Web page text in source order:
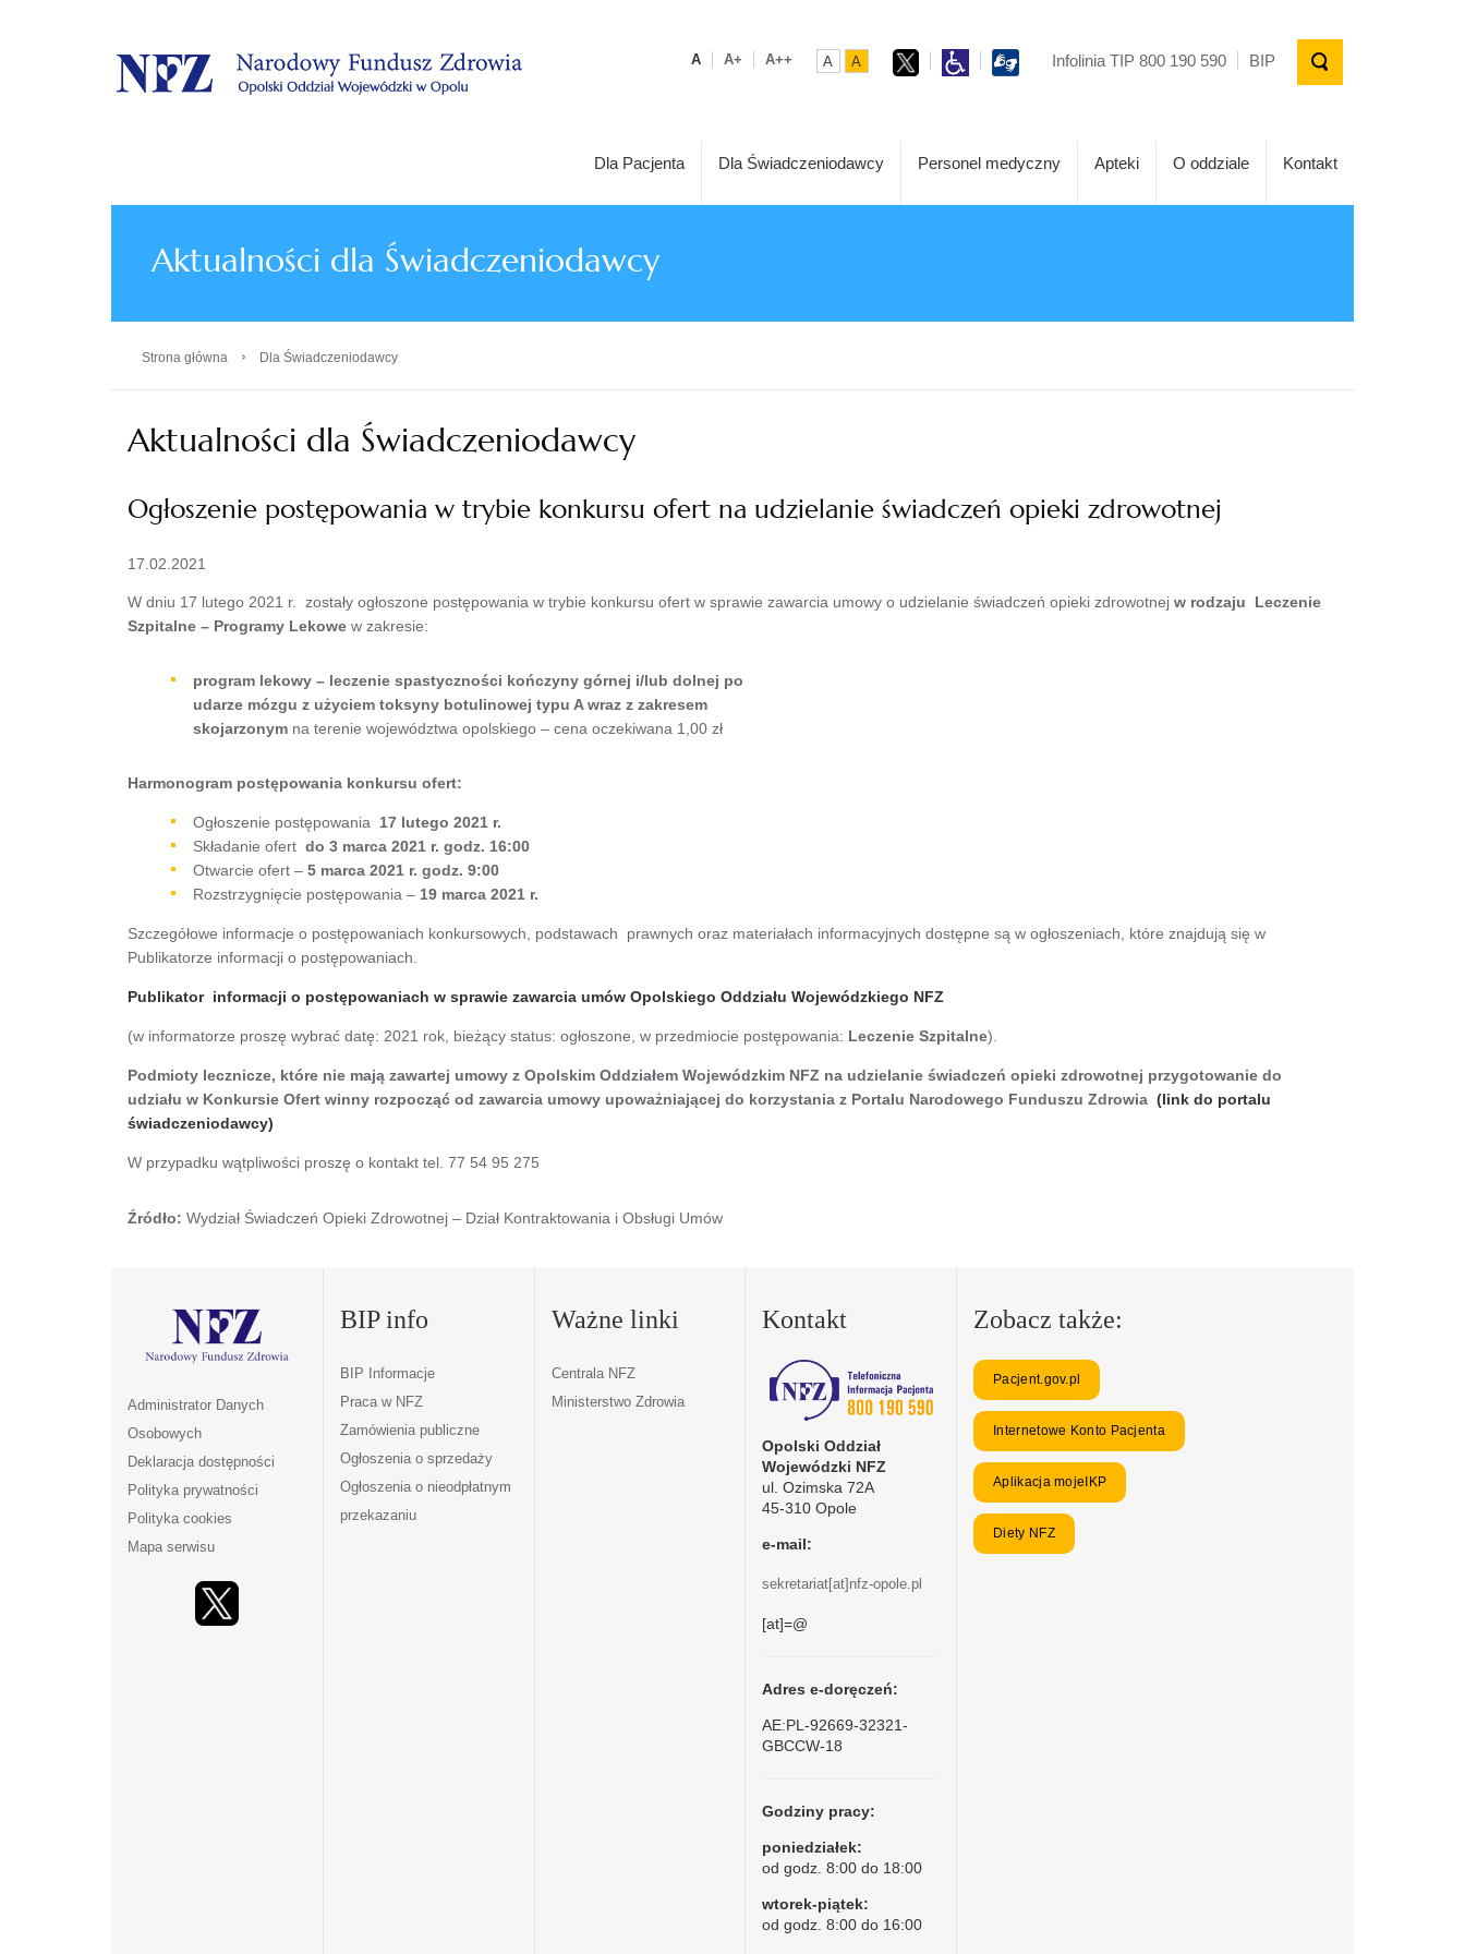
. A A+ A++ A A Infolinia TIP 800 190 590 BIP
Dla Pacjenta Dla Świadczeniodawcy Personel medyczny Apteki O oddziale Kontakt
Aktualności dla Świadczeniodawcy
Strona główna › Dla Świadczeniodawcy
Aktualności dla Świadczeniodawcy
Ogłoszenie postępowania w trybie konkursu ofert na udzielanie świadczeń opieki zdrowotnej
17.02.2021
W dniu 17 lutego 2021 r. zostały ogłoszone postępowania w trybie konkursu ofert w sprawie zawarcia umowy o udzielanie świadczeń opieki zdrowotnej w rodzaju Leczenie
Szpitalne – Programy Lekowe w zakresie:
program lekowy – leczenie spastyczności kończyny górnej i/lub dolnej po
udarze mózgu z użyciem toksyny botulinowej typu A wraz z zakresem
skojarzonym na terenie województwa opolskiego – cena oczekiwana 1,00 zł
Harmonogram postępowania konkursu ofert:
Ogłoszenie postępowania
17 lutego 2021 r.
Składanie ofert do 3 marca 2021 r. godz. 16:00
Otwarcie ofert – 5 marca 2021 r. godz. 9:00
Rozstrzygnięcie postępowania – 19 marca 2021 r.
Szczegółowe informacje o postępowaniach konkursowych, podstawach prawnych oraz materiałach informacyjnych dostępne są w ogłoszeniach, które znajdują się w
Publikatorze informacji o postępowaniach.
Publikator informacji o postępowaniach w sprawie zawarcia umów Opolskiego Oddziału Wojewódzkiego NFZ
(w informatorze proszę wybrać datę: 2021 rok, bieżący status: ogłoszone, w przedmiocie postępowania: Leczenie Szpitalne).
Podmioty lecznicze, które nie mają zawartej umowy z Opolskim Oddziałem Wojewódzkim NFZ na udzielanie świadczeń opieki zdrowotnej przygotowanie do
udziału w Konkursie Ofert winny rozpocząć od zawarcia umowy upoważniającej do korzystania z Portalu Narodowego Funduszu Zdrowia (link do portalu
świadczeniodawcy)
W przypadku wątpliwości proszę o kontakt tel. 77 54 95 275
Źródło: Wydział Świadczeń Opieki Zdrowotnej – Dział Kontraktowania i Obsługi Umów
Administrator Danych
Osobowych
Deklaracja dostępności
Polityka prywatności
Polityka cookies
Mapa serwisu
BIP info
BIP Informacje
Praca w NFZ
Zamówienia publiczne
Ogłoszenia o sprzedaży
Ogłoszenia o nieodpłatnym
przekazaniu
Ważne linki
Centrala NFZ
Ministerstwo Zdrowia
Kontakt
Opolski Oddział
Wojewódzki NFZ
ul. Ozimska 72A
45-310 Opole
e-mail:
sekretariat[at]nfz-opole.pl
[at]=@
Adres e-doręczeń:
AE:PL-92669-32321-
GBCCW-18
Godziny pracy:
poniedziałek:
od godz. 8:00 do 18:00
wtorek-piątek:
od godz. 8:00 do 16:00
Zobacz także:
Pacjent.gov.pl
Internetowe Konto Pacjenta
Aplikacja mojeIKP
Diety NFZ